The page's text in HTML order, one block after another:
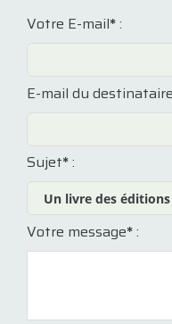
Votre E-mail*:
E-mail du destinataire
Sujet*:
Votre message*: